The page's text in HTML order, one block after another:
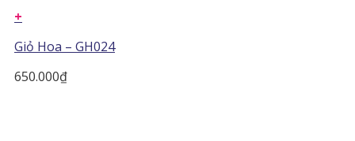
+
Giỏ Hoa – GH024
650.000₫